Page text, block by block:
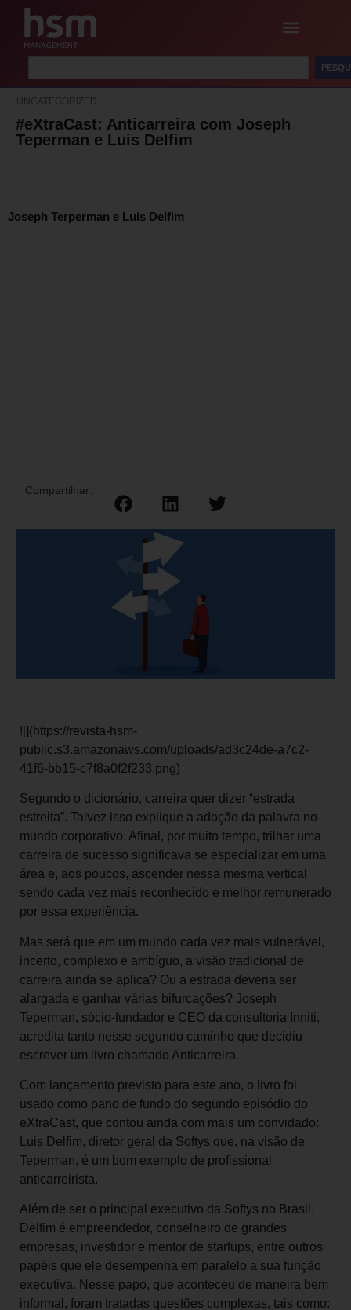
UNCATEGORIZED
#eXtraCast: Anticarreira com Joseph
Teperman e Luis Delfim
Joseph Terperman e Luis Delfim
Compartilhar:
![](https://revista-hsm-
public.s3.amazonaws.com/uploads/ad3c24de-a7c2-
41f6-bb15-c7f8a0f2f233.png)
Segundo o dicionário, carreira quer dizer “estrada
estreita”. Talvez isso explique a adoção da palavra no
mundo corporativo. Afinal, por muito tempo, trilhar uma
carreira de sucesso significava se especializar em uma
área e, aos poucos, ascender nessa mesma vertical
sendo cada vez mais reconhecido e melhor remunerado
por essa experiência.
Mas será que em um mundo cada vez mais vulnerável,
incerto, complexo e ambíguo, a visão tradicional de
carreira ainda se aplica? Ou a estrada deveria ser
alargada e ganhar várias bifurcações? Joseph
Teperman, sócio-fundador e CEO da consultoria Inniti,
acredita tanto nesse segundo caminho que decidiu
escrever um livro chamado Anticarreira.
Com lançamento previsto para este ano, o livro foi
usado como pano de fundo do segundo episódio do
eXtraCast, que contou ainda com mais um convidado:
Luis Delfim, diretor geral da Softys que, na visão de
Teperman, é um bom exemplo de profissional
anticarreirista.
Além de ser o principal executivo da Softys no Brasil,
Delfim é empreendedor, conselheiro de grandes
empresas, investidor e mentor de start­ups, entre outros
papéis que ele desempenha em paralelo a sua função
executiva. Nesse papo, que aconteceu de maneira bem
informal, foram tratadas questões complexas, tais como: